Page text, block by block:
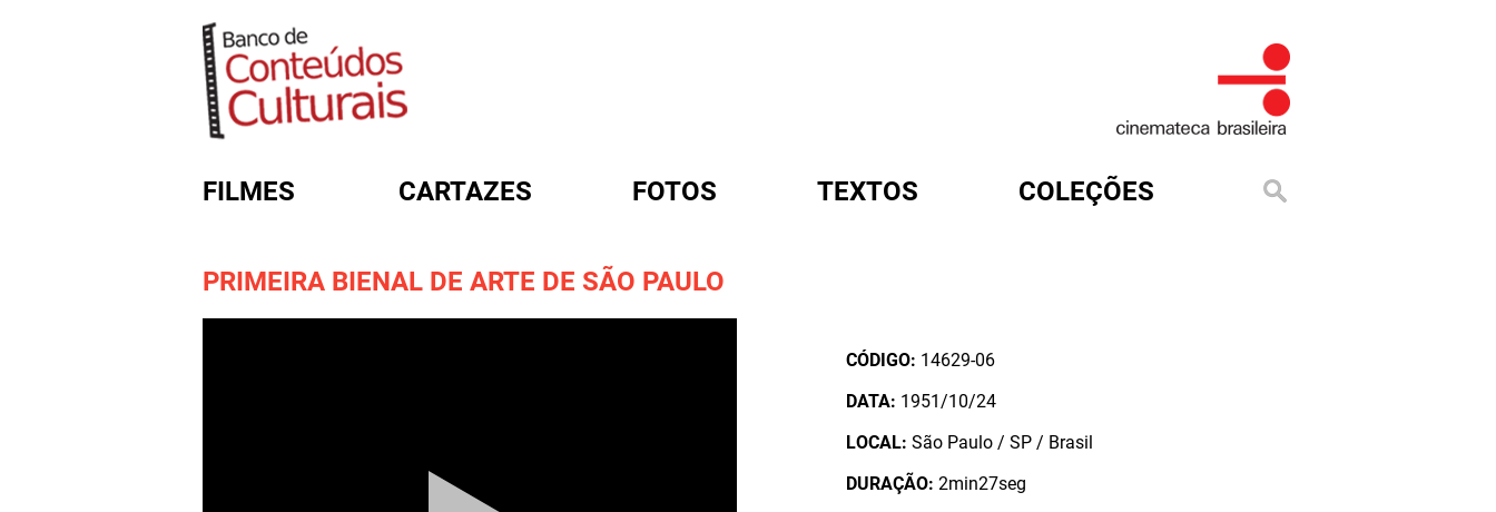
FILMES CARTAZES FOTOS TEXTOS COLEÇÕES
PRIMEIRA BIENAL DE ARTE DE SÃO PAULO
CÓDIGO: 14629-06
DATA: 1951/10/24
LOCAL: São Paulo / SP / Brasil
DURAÇÃO: 2min27seg